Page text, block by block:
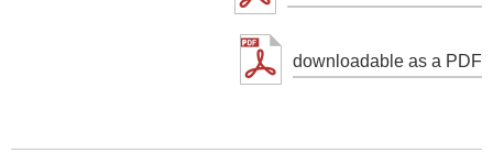
downloadable as a PDF